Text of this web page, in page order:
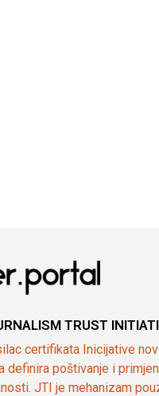
TRUST
certifikata Inicijative
definira poštivanje i
JTI je mehanizam